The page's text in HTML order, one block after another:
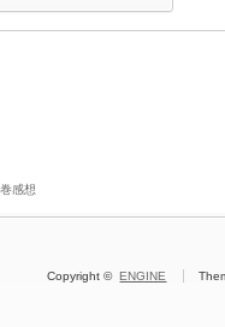
感想
Copyright ©ENGINE